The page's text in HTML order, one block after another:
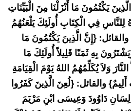
يَكْتُمُونَ مَا أَنْزَلْنَا مِنَ الْبَيِّنَاتِ
لِلنَّاسِ فِي الْكِتَابِ أُولَئِكَ يَلْعَنُهُمُ
والقائل: {إِنَّ الَّذِينَ يَكْتُمُونَ مَا
بِهِ ثَمَنًا قَلِيلاً أُولَئِكَ مَا
وَلاَ يُكَلِّمُهُمُ اللهُ يَوْمَ الْقِيَامَةِ
والقائل: {لُعِنَ الَّذِينَ كَفَرُوا
دَاوُودَ وَعِيسَى ابْنِ مَرْيَمَ